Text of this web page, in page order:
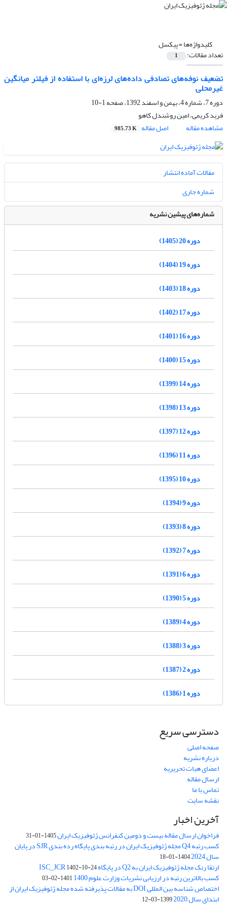
کلیدواژه‌ها =پیکسل
تعداد مقالات: 1
تضعیف نوفه‌های تصادفی داده‌های لرزه‌ای با استفاده از فیلتر میانگین
غیرمحلی
دوره 7، شماره 4، بهمن و اسفند 1392، صفحه
1-10
فرید کریمی، امین روشندل کاهو
مشاهده مقاله
اصل مقاله 985.73 K
مقالات آماده انتشار
شماره جاری
شماره‌های پیشین نشریه
دوره 20 (1405)
دوره 19 (1404)
دوره 18 (1403)
دوره 17 (1402)
دوره 16 (1401)
دوره 15 (1400)
دوره 14 (1399)
دوره 13 (1398)
دوره 12 (1397)
دوره 11 (1396)
دوره 10 (1395)
دوره 9 (1394)
دوره 8 (1393)
دوره 7 (1392)
دوره 6 (1391)
دوره 5 (1390)
دوره 4 (1389)
دوره 3 (1388)
دوره 2 (1387)
دوره 1 (1386)
دسترسی سریع
صفحه اصلی
درباره نشریه
اعضای هیات تحریریه
ارسال مقاله
تماس با ما
نقشه سایت
آخرین اخبار
فراخوان ارسال مقاله بیست و دومین کنفرانس ژئوفیزیک ایران1405-01-31
کسب رتبه Q4 مجله ژئوفیزیک ایران در رتبه بندی پایگاه رده بندی SJR در پایان
سال 2024 1404-01-18
ارتقا رنک مجله ژئوفیزیک ایران به Q2 در پایگاه ISC_JCR 1402-10-24
کسب بالاترین رتبه در ارزیابی نشریات وزارت علوم 1400 1401-02-03
اختصاص شناسه بین المللی DOI به مقالات پذیرفته شده مجله ژئوفیزیک ایران از
ابتدای سال 2020 1399-03-12